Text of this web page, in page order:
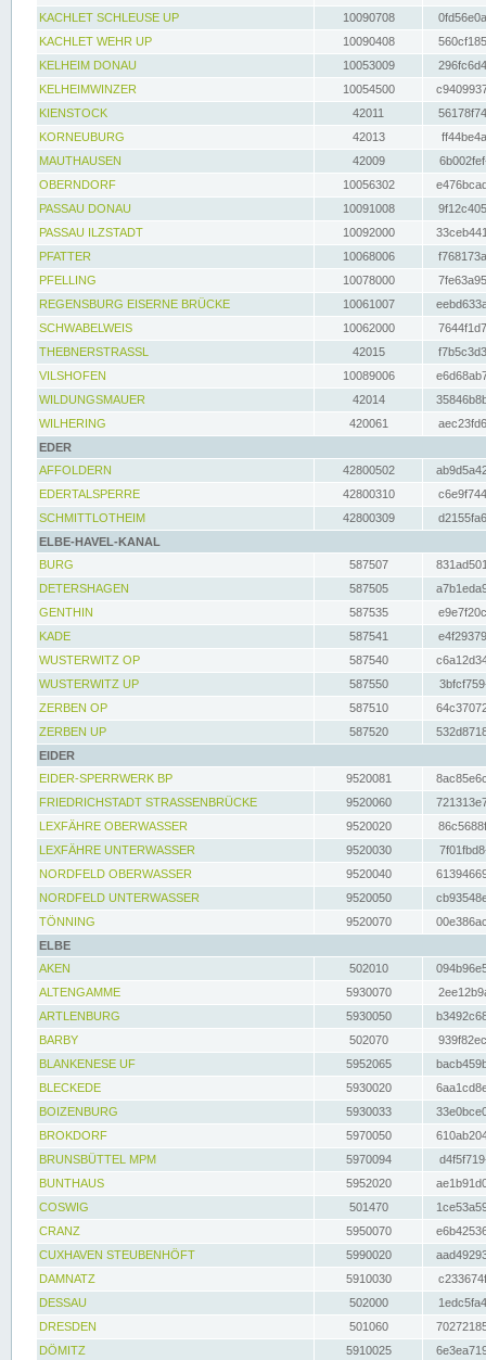
KACHLET SCHLEUSE UP
10090708
KACHLET WEHR UP
10090408
KELHEIM DONAU
10053009
KELHEIMWINZER
10054500
KIENSTOCK
42011
KORNEUBURG
42013
MAUTHAUSEN
42009
OBERNDORF
10056302
PASSAU DONAU
10091008
PASSAU ILZSTADT
10092000
PFATTER
10068006
PFELLING
10078000
REGENSBURG EISERNE BRÜCKE
10061007
SCHWABELWEIS
10062000
THEBNERSTRASSL
42015
VILSHOFEN
10089006
WILDUNGSMAUER
42014
WILHERING
420061
EDER
AFFOLDERN
42800502
EDERTALSPERRE
42800310
SCHMITTLOTHEIM
42800309
ELBE-HAVEL-KANAL
BURG
587507
DETERSHAGEN
587505
GENTHIN
587535
KADE
587541
WUSTERWITZ OP
587540
WUSTERWITZ UP
587550
ZERBEN OP
587510
ZERBEN UP
587520
EIDER
EIDER-SPERRWERK BP
9520081
FRIEDRICHSTADT STRASSENBRÜCKE
9520060
LEXFÄHRE OBERWASSER
9520020
LEXFÄHRE UNTERWASSER
9520030
NORDFELD OBERWASSER
9520040
NORDFELD UNTERWASSER
9520050
TÖNNING
9520070
ELBE
AKEN
502010
ALTENGAMME
5930070
ARTLENBURG
5930050
BARBY
502070
BLANKENESE UF
5952065
BLECKEDE
5930020
BOIZENBURG
5930033
BROKDORF
5970050
BRUNSBÜTTEL MPM
5970094
BUNTHAUS
5952020
COSWIG
501470
CRANZ
5950070
CUXHAVEN STEUBENHÖFT
5990020
DAMNATZ
5910030
DESSAU
502000
DRESDEN
501060
DÖMITZ
5910025